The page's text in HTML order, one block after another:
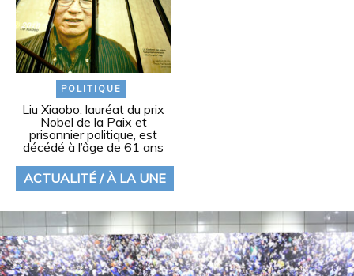
POLITIQUE
Liu Xiaobo, lauréat du prix
Nobel de la Paix et
prisonnier politique, est
décédé à l’âge de 61 ans
ACTUALITÉ / À LA UNE